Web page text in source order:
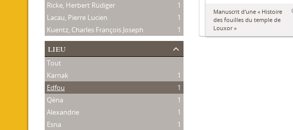
Ricke, Herbert Rüdiger
1
Lacau, Pierre Lucien
1
Kuentz, Charles François Joseph
1
lieu
Tout
Karnak
1
Edfou
1
Qéna
1
Alexandrie
1
Esna
1
Manuscrit d'une « Histoire
des fouilles du temple de
Louxor »